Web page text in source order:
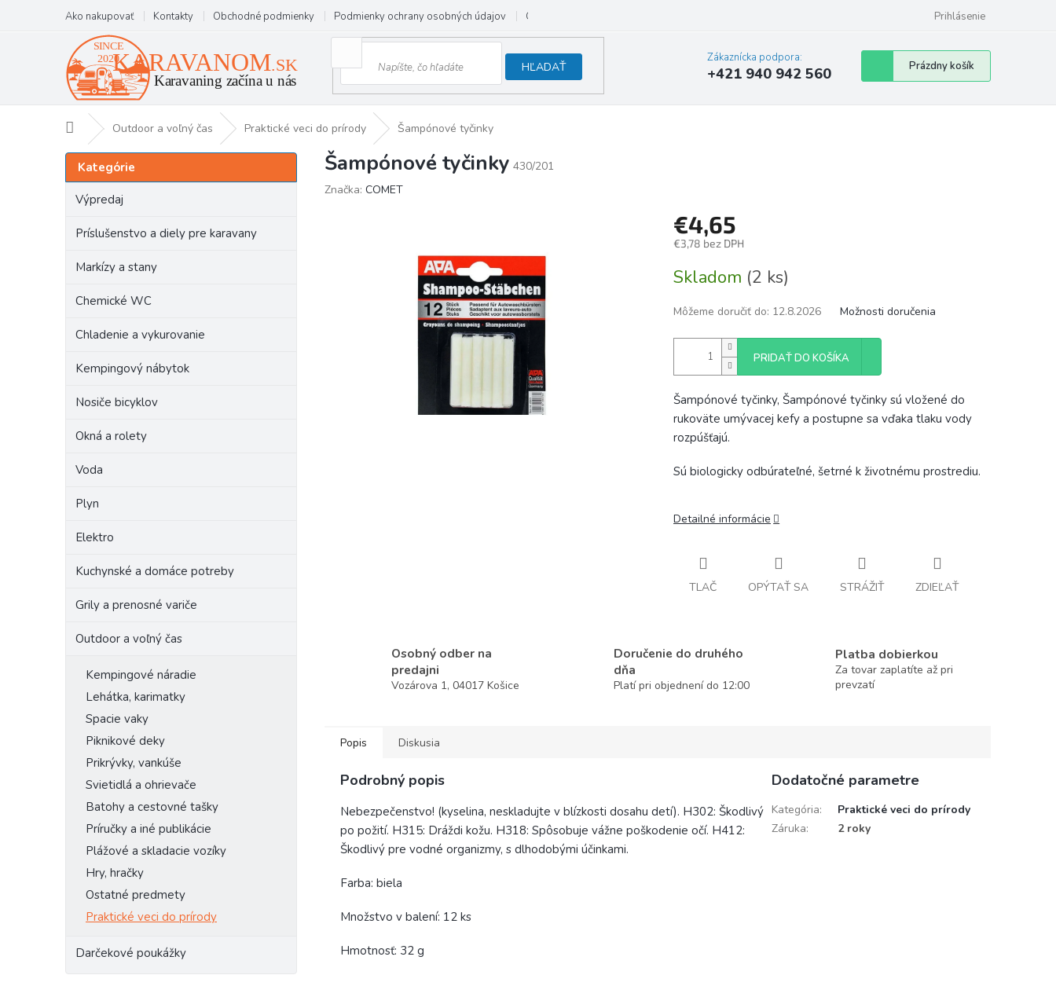
obsah
Ako nakupovať Kontakty Obchodné podmienky Podmienky ochrany osobných údajov Odstúpenie od zmluvy Prihlásenie
HĽADAŤ
Zákaznícka podpora:
+421 940 942 560
Nákupný
košík
Prázdny košík
DomovOutdoor a voľný čas Praktické veci do prírody Šampónové tyčinky
B
o
Preskočiť
kategórie
Kategórie
Výpredaj
Príslušenstvo a diely pre karavany
Markízy a stany
Chemické WC
Chladenie a vykurovanie
Kempingový nábytok
Nosiče bicyklov
Okná a rolety
Voda
Plyn
Elektro
Kuchynské a domáce potreby
Grily a prenosné variče
Outdoor a voľný čas
Kempingové náradie
Lehátka, karimatky
Spacie vaky
Piknikové deky
Prikrývky, vankúše
Svietidlá a ohrievače
Batohy a cestovné tašky
Príručky a iné publikácie
Plážové a skladacie vozíky
Hry, hračky
Ostatné predmety
Praktické veci do prírody
Darčekové poukážky
Šampónové tyčinky 430/201
Značka: COMET
€4,65
€3,78 bez DPH
cena:
Skladom (2 ks)
Môžeme doručiť do: 12.8.2026 Možnosti doručenia
PRIDAŤ DO KOŠÍKA
Šampónové tyčinky, Šampónové tyčinky sú vložené do
rukoväte umývacej kefy a postupne sa vďaka tlaku vody
rozpúšťajú.
Sú biologicky odbúrateľné, šetrné k životnému prostrediu.
Detailné informácie
TLAČ OPÝTAŤ SA STRÁŽIŤ ZDIEĽAŤ
Osobný odber na
predajni
Vozárova 1, 04017 Košice
Doručenie do druhého
dňa
Platí pri objednení do 12:00
Platba dobierkou
Za tovar zaplatíte až pri
prevzatí
Popis Diskusia
Podrobný popis
Nebezpečenstvo! (kyselina, neskladujte v blízkosti dosahu detí). H302: Škodlivý
po požití. H315: Dráždi kožu. H318: Spôsobuje vážne poškodenie očí. H412:
Škodlivý pre vodné organizmy, s dlhodobými účinkami.
Farba: biela
Množstvo v balení: 12 ks
Hmotnosť: 32 g
Dodatočné parametre
Kategória:
Praktické veci do prírody
Záruka: 2 roky